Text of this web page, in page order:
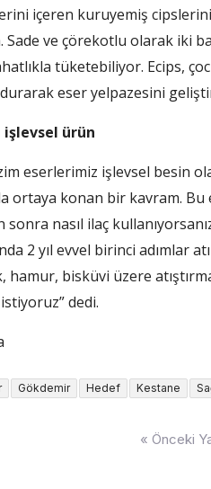
içeren kuruyemiş
Sade ve çörekotlu olarak iki
tüketebiliyor. Ecips,
eser yelpazesini
ürün
eserlerimiz işlevsel besin
ortaya konan bir kavram.
sonra nasıl ilaç
2 yıl evvel birinci adımlar
bisküvi üzere
dedi.
Gökdemir Hedef Kestane
« Önceki